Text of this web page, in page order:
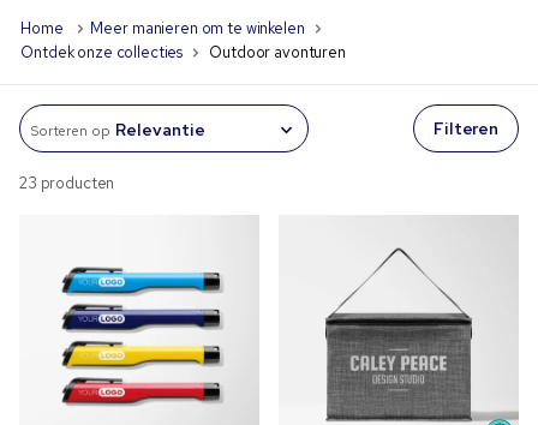
Home
Meer manieren om te winkelen
Ontdek onze collecties
Outdoor avonturen
Sorteren op Filteren
23 producten